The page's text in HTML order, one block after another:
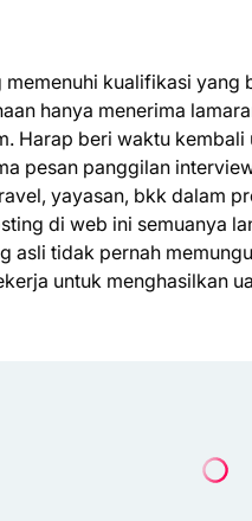
memenuhi kualifikasi
hanya menerima
Harap beri waktu
pesan panggilan
yayasan, bkk dalam
di web ini semuanya
asli tidak pernah
untuk menghasilkan